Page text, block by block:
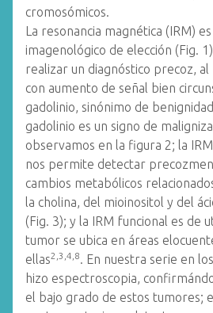
cromosómicos.
La resonancia magnética (IRM)
imagenológico de elección (Fig.
realizar un diagnóstico precoz,
con aumento de señal bien
gadolinio, sinónimo de
gadolinio es un signo de
observamos en la figura 2; la
nos permite detectar
cambios metabólicos
la cholina, del mioinositol y del
(Fig. 3); y la IRM funcional es de
tumor se ubica en áreas
ellas2,3,4,8. En nuestra serie en
hizo espectroscopia,
el bajo grado de estos tumores;